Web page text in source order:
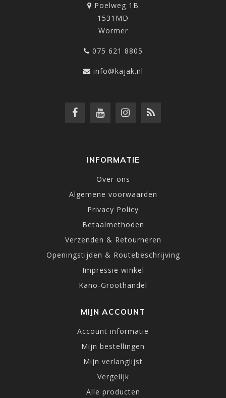
Poelweg 1B
1531MD
Wormer
075 621 8805
info@kajak.nl
INFORMATIE
Over ons
Algemene voorwaarden
Privacy Policy
Betaalmethoden
Verzenden & Retourneren
Openingstijden & Routebeschrijving
Impressie winkel
Kano-Groothandel
MIJN ACCOUNT
Account informatie
Mijn bestellingen
Mijn verlanglijst
Vergelijk
Alle producten